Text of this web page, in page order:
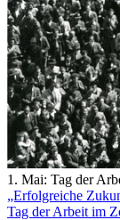
1. Mai: Tag der
„Erfolgreiche
Tag der Arbeit im